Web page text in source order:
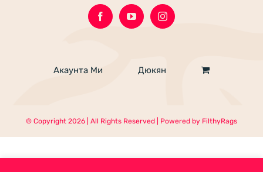
Акаунта Ми Дюкян
© Copyright 2026 | All Rights Reserved | Powered by FilthyRags